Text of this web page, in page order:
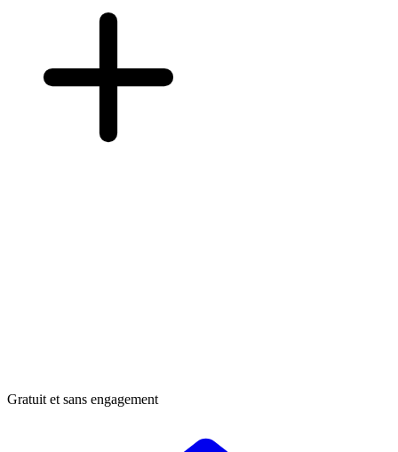
Gratuit et sans engagement